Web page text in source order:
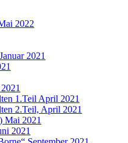
2022
2021
1.Teil April 2021
2.Teil, April 2021
Mai 2021
2021